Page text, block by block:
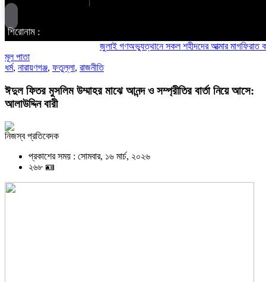
শিরোনাম :
জুলাই গণঅভ্যুত্থানে সকল শহীদদের আত্মার মাগফিরাত
মূল পাতা
ধর্ম, নারায়ণগঞ্জ, ফতুল্লা, রাজনীতি
ঈদুল ফিতর মুসলিম উম্মাহর মাঝে আনন্দ ও সম্প্রীতির বার্তা নিয়ে আসে:
আলাউদ্দিন বারী
নিজস্ব প্রতিবেদক
প্রকাশের সময় : সোমবার, ১৬ মার্চ, ২০২৬
২৬৮ 🪪